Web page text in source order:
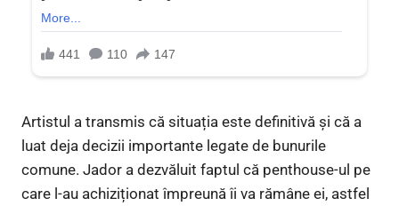
Artistul a transmis că situația este definitivă și că a
luat deja decizii importante legate de bunurile
comune. Jador a dezvăluit faptul că penthouse-ul pe
care l-au achiziționat împreună îi va rămâne ei, astfel